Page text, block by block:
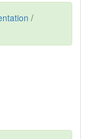
/